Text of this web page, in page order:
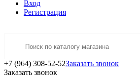
Вход
Регистрация
+7 (964) 308-52-52Заказать звонок
Заказать звонок